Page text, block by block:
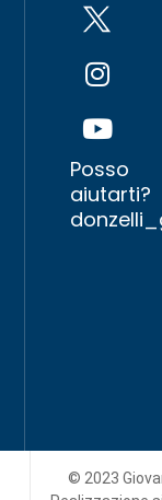
Posso
aiutarti?
© 2023